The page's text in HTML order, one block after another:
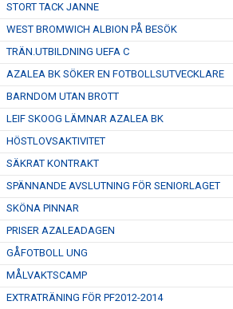
STORT TACK JANNE
WEST BROMWICH ALBION PÅ BESÖK
TRÄN.UTBILDNING UEFA C
AZALEA BK SÖKER EN FOTBOLLSUTVECKLARE
BARNDOM UTAN BROTT
LEIF SKOOG LÄMNAR AZALEA BK
HÖSTLOVSAKTIVITET
SÄKRAT KONTRAKT
SPÄNNANDE AVSLUTNING FÖR SENIORLAGET
SKÖNA PINNAR
PRISER AZALEADAGEN
GÅFOTBOLL UNG
MÅLVAKTSCAMP
EXTRATRÄNING FÖR PF2012-2014